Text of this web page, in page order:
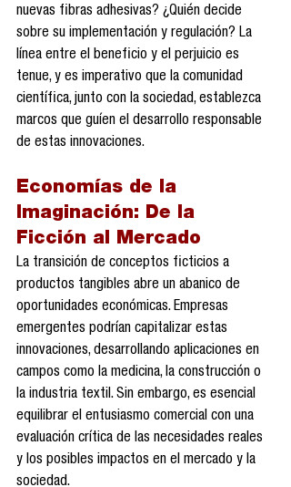
nuevas fibras adhesivas? ¿Quién decide
sobre su implementación y regulación? La
línea entre el beneficio y el perjuicio es
tenue, y es imperativo que la comunidad
científica, junto con la sociedad, establezca
marcos que guíen el desarrollo responsable
de estas innovaciones.
Economías de la
Imaginación: De la
Ficción al Mercado
La transición de conceptos ficticios a
productos tangibles abre un abanico de
oportunidades económicas. Empresas
emergentes podrían capitalizar estas
innovaciones, desarrollando aplicaciones en
campos como la medicina, la construcción o
la industria textil. Sin embargo, es esencial
equilibrar el entusiasmo comercial con una
evaluación crítica de las necesidades reales
y los posibles impactos en el mercado y la
sociedad.